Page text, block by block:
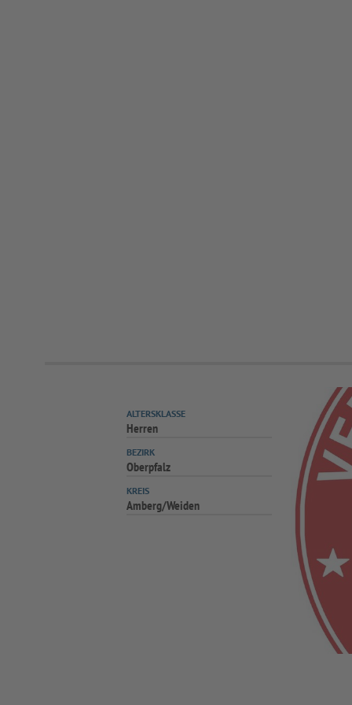
ALTERSKLASSE
Herren
BEZIRK
Oberpfalz
KREIS
Amberg/Weiden